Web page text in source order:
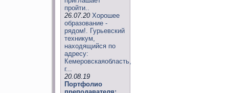
пройти..
26.07.20 Хорошее
образование -
рядом!. Гурьевский
техникум,
находящийся по
адресу:
Кемеровскаяобласть,
г...
20.08.19
Портфолио